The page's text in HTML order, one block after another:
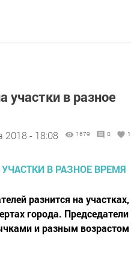
участки в разное
2018 - 18:08 1679 0 1
разнится на участках,
города. Председатели
и разным возрастом